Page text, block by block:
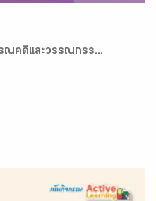
ณคดีและวรรณกรร...